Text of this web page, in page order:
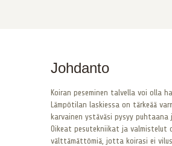
Johdanto
Koiran peseminen talvella voi olla
Lämpötilan laskiessa on tärkeää
karvainen ystäväsi pysyy puhtaana
Oikeat pesutekniikat ja valmistelut
välttämättömiä, jotta koirasi ei